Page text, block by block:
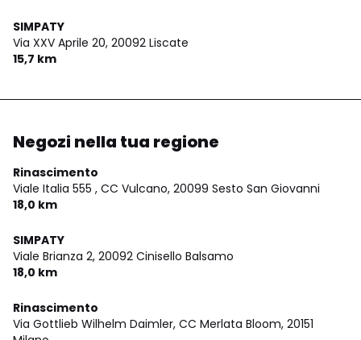
SIMPATY
Via XXV Aprile 20, 20092 Liscate
15,7 km
Negozi nella tua regione
Rinascimento
Viale Italia 555 , CC Vulcano, 20099 Sesto San Giovanni
18,0 km
SIMPATY
Viale Brianza 2, 20092 Cinisello Balsamo
18,0 km
Rinascimento
Via Gottlieb Wilhelm Daimler, CC Merlata Bloom, 20151